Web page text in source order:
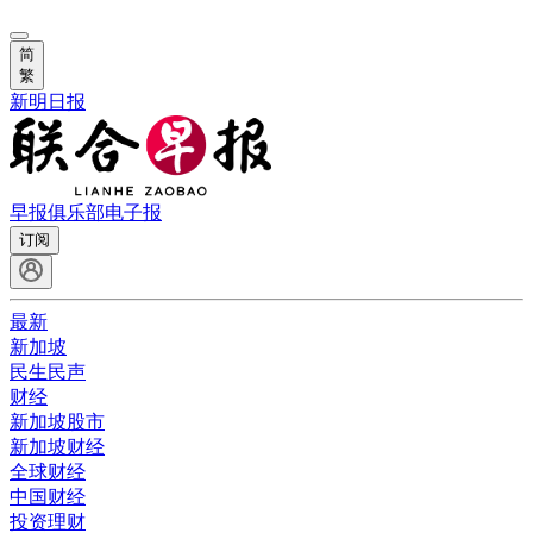
简
繁
新明日报
早报俱乐部电子报
订阅
最新
新加坡
民生民声
财经
新加坡股市
新加坡财经
全球财经
中国财经
投资理财